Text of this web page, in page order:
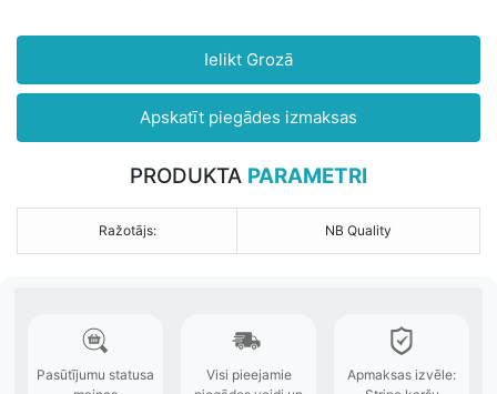
Ielikt Grozā
Apskatīt piegādes izmaksas
PRODUKTA PARAMETRI
Ražotājs: NB Quality